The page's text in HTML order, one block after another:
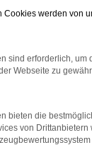
bestimmter
die Seite
oder in einem
neu.
helfen,
Cookies werden von
sind erforderlich, um
Webseite zu
bieten die
von Drittanbietern